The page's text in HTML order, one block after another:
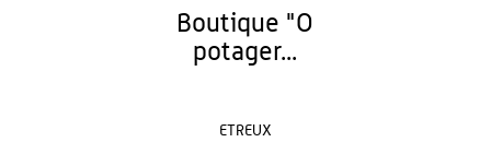
Boutique "O
potager...
ETREUX